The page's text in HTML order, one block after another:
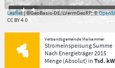
7.059°,49.813° 3km
Leaflet| ©GeoBasis-DE/LVermGeoRP, ©
CC BY 4.0
Verbandsgemeinde Maikammer
Stromeinspeisung Summe
Nach Energieträger2015
Menge(Absolut) in Tsd.